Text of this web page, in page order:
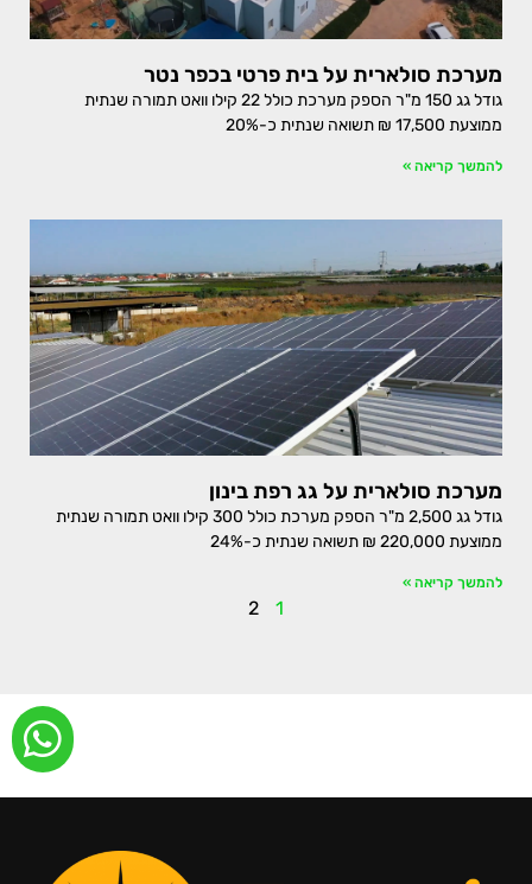
מערכת סולארית על בית פרטי בכפר נטר
גודל גג 150 מ"ר הספק מערכת כולל 22 קילו וואט תמורה שנתית
ממוצעת 17,500 ₪ תשואה שנתית כ-20%
להמשך קריאה »
מערכת סולארית על גג רפת בינון
גודל גג 2,500 מ"ר הספק מערכת כולל 300 קילו וואט תמורה שנתית
ממוצעת 220,000 ₪ תשואה שנתית כ-24%
להמשך קריאה »
1
2